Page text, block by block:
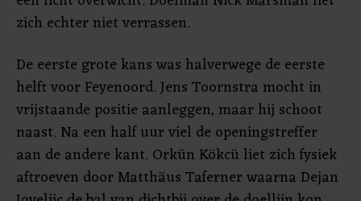
zich echter niet verrassen.
De eerste grote kans was halverwege de eerste
helft voor Feyenoord. Jens Toornstra mocht in
vrijstaande positie aanleggen, maar hij schoot
naast. Na een half uur viel de openingstreffer
aan de andere kant. Orkün Kökcü liet zich fysiek
aftroeven door Matthäus Taferner waarna Dejan